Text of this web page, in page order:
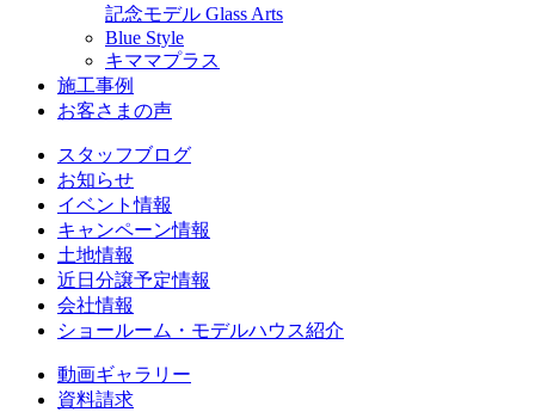
記念モデル Glass Arts
Blue Style
キママプラス
施工事例
お客さまの声
スタッフブログ
お知らせ
イベント情報
キャンペーン情報
土地情報
近日分譲予定情報
会社情報
ショールーム・モデルハウス紹介
動画ギャラリー
資料請求